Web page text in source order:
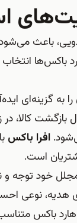
باعث
باکس‌ها
را به گزینه‌ای
بازگشت
افرا باکس
است.
خود توجه
نوعی
باکس متناسب